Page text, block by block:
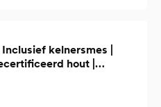
kelnersmes |
hout |